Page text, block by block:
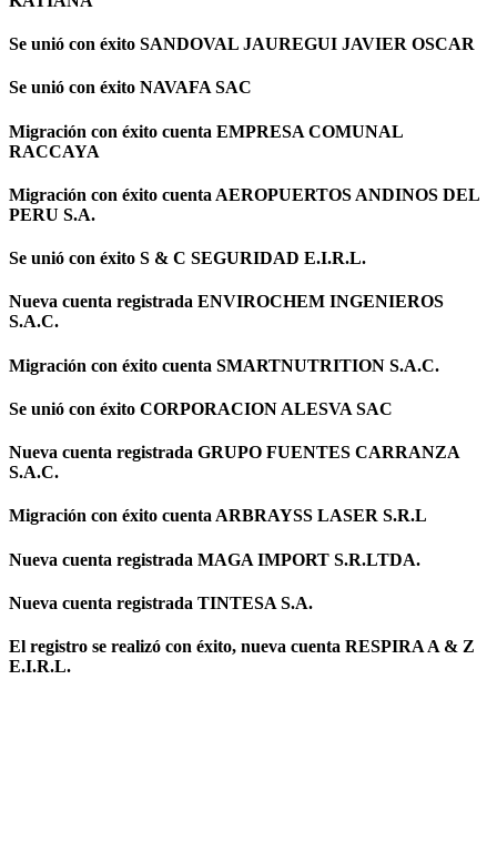
Se unió con éxito SANDOVAL JAUREGUI JAVIER OSCAR
Se unió con éxito NAVAFA SAC
Migración con éxito cuenta EMPRESA COMUNAL
RACCAYA
Migración con éxito cuenta AEROPUERTOS ANDINOS DEL
PERU S.A.
Se unió con éxito S & C SEGURIDAD E.I.R.L.
Nueva cuenta registrada ENVIROCHEM INGENIEROS
S.A.C.
Migración con éxito cuenta SMARTNUTRITION S.A.C.
Se unió con éxito CORPORACION ALESVA SAC
Nueva cuenta registrada GRUPO FUENTES CARRANZA
S.A.C.
Migración con éxito cuenta ARBRAYSS LASER S.R.L
Nueva cuenta registrada MAGA IMPORT S.R.LTDA.
Nueva cuenta registrada TINTESA S.A.
El registro se realizó con éxito, nueva cuenta RESPIRA A & Z
E.I.R.L.